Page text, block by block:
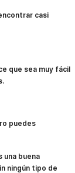
casi
que sea muy fácil
puedes
una buena
ningún tipo de